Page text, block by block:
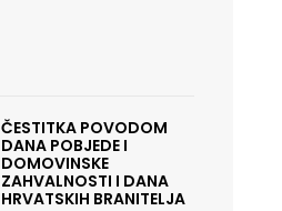
ČESTITKA POVODOM
DANA POBJEDE I
DOMOVINSKE
ZAHVALNOSTI I DANA
HRVATSKIH BRANITELJA